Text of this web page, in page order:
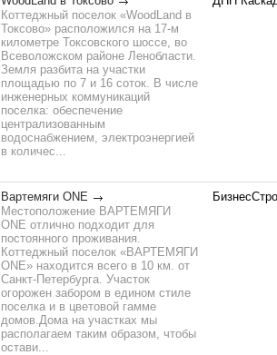
Коттеджный поселок «WoodLand в
Токсово» расположился на 17-м
километре Токсовского шоссе, во
Всеволожском районе Ленобласти.
Земля разбита на участки
площадью по 7 и 16 соток. В числе
инженерных коммуникаций
поселка: обеспечение
централизованным
водоснабжением, электроэнергией
в количес...
Вартемяги ONE
Местоположение ВАРТЕМЯГИ
ONE отлично подходит для
постоянного проживания.
Коттеджный поселок «ВАРТЕМЯГИ
ONE» находится всего в 10 км. от
Санкт-Петербурга. Участок
огорожен забором в едином стиле
поселка и в цветовой гамме
домов.Дома на участках мы
располагаем таким образом, чтобы
остави...